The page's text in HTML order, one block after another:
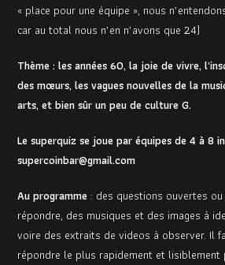
« place pour une équipe », nous
car au total nous n’en n’avons que 24)
Thème : les années 60, la joie de vivre,
des mœurs, les vagues nouvelles de la
arts, et bien sûr un peu de culture G.
Le superquiz se joue par équipes de 4 à 8
supercoinbar@gmail.com
Au programme : des questions ouvertes
répondre, des musiques et des images à
voire des extraits de videos à observer. Il
répondre le plus rapidement et